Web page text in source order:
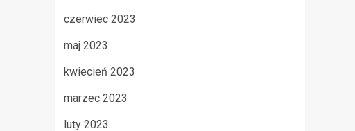
czerwiec 2023
maj 2023
kwiecień 2023
marzec 2023
luty 2023